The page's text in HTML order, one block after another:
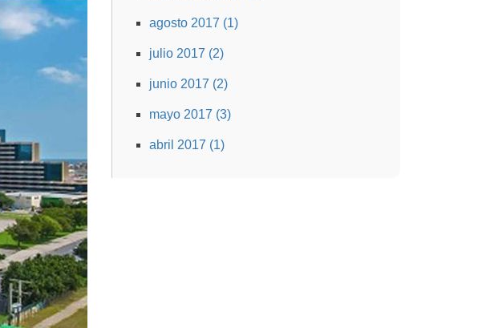
agosto 2017 (1)
julio 2017 (2)
junio 2017 (2)
mayo 2017 (3)
abril 2017 (1)